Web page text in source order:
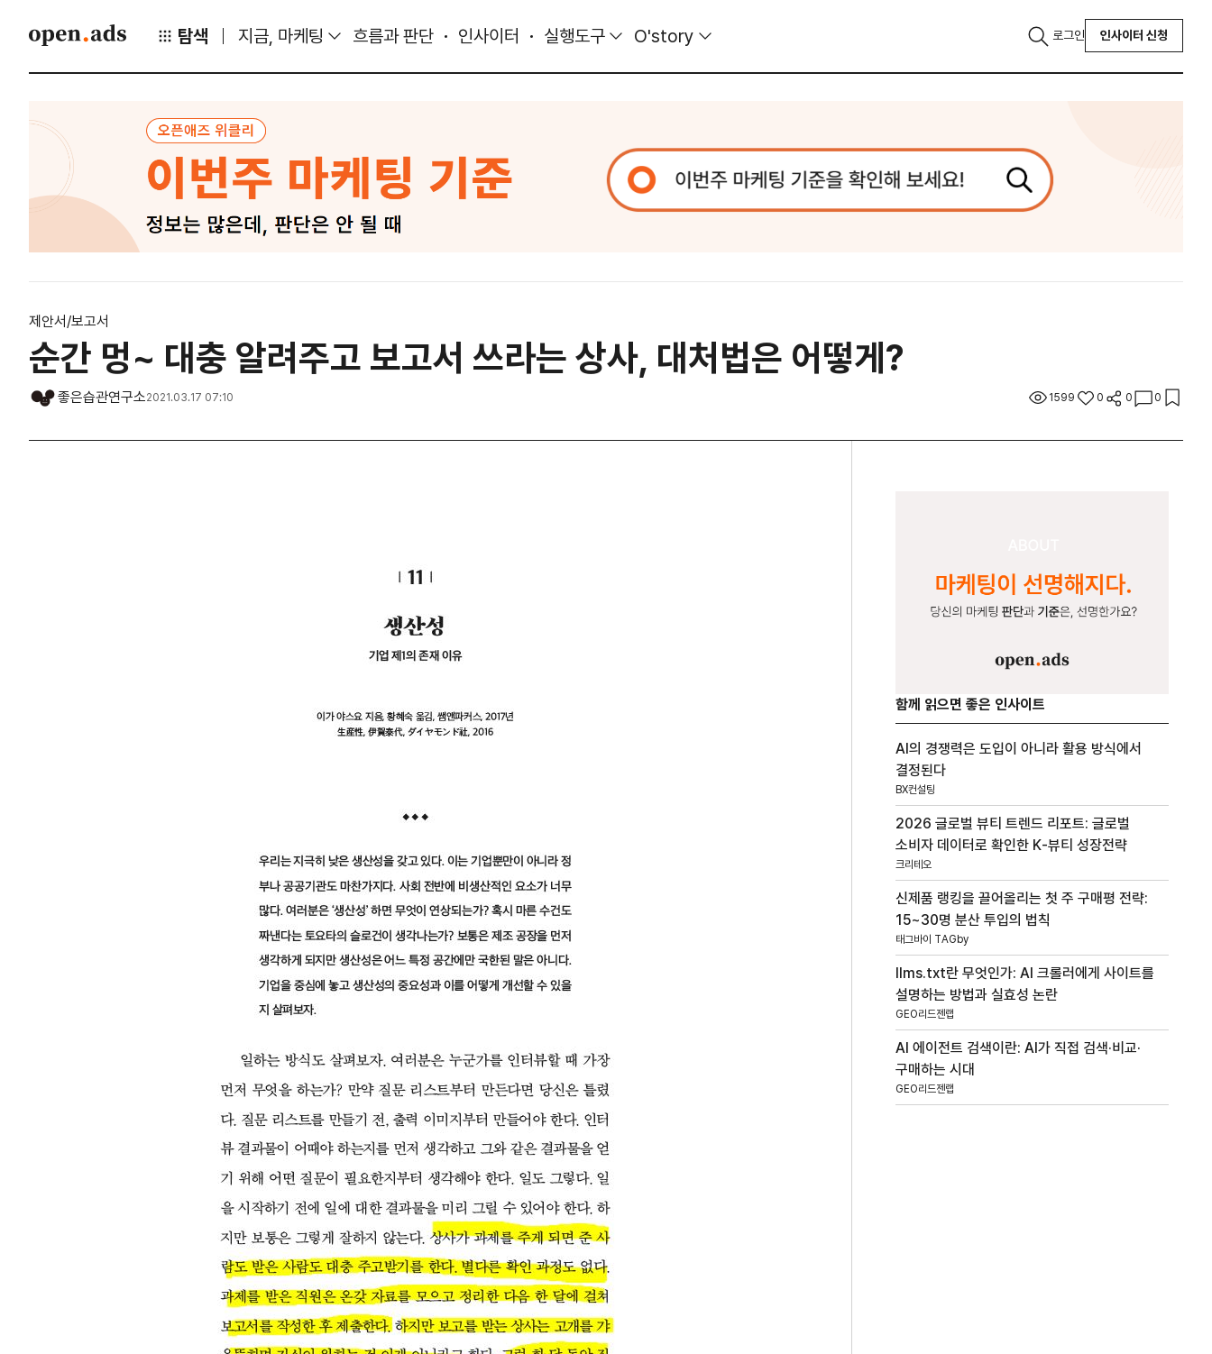
탐색 지금, 마케팅 흐름과 판단 인사이터 실행도구 O'story 로그인 인사이터 신청
제안서/보고서
순간 멍~ 대충 알려주고 보고서 쓰라는 상사, 대처법은 어떻게?
좋은습관연구소2021.03.17 07:10 1599 0 0 0
함께 읽으면 좋은 인사이트
AI의 경쟁력은 도입이 아니라 활용 방식에서
결정된다
BX컨설팅
2026 글로벌 뷰티 트렌드 리포트: 글로벌
소비자 데이터로 확인한 K-뷰티 성장전략
크리테오
신제품 랭킹을 끌어올리는 첫 주 구매평 전략:
15~30명 분산 투입의 법칙
태그바이 TAGby
llms.txt란 무엇인가: AI 크롤러에게 사이트를
설명하는 방법과 실효성 논란
GEO리드젠랩
AI 에이전트 검색이란: AI가 직접 검색·비교·
구매하는 시대
GEO리드젠랩